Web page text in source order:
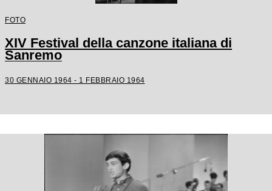
FOTO
XIV Festival della canzone italiana di
Sanremo
30 GENNAIO 1964 - 1 FEBBRAIO 1964